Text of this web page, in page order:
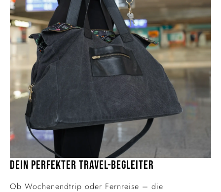
Dein perfekter Travel-Begleiter
Ob Wochenendtrip oder Fernreise – die